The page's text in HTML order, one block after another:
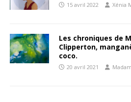
15 avril 2022 Xénia
Les chroniques de
Clipperton,
coco.
20 avril 2021